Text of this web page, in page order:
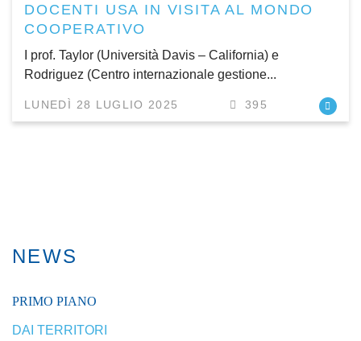
DOCENTI USA IN VISITA AL MONDO
COOPERATIVO
I prof. Taylor (Università Davis – California) e
Rodriguez (Centro internazionale gestione...
LUNEDÌ 28 LUGLIO 2025 395
NEWS
PRIMO PIANO
DAI TERRITORI